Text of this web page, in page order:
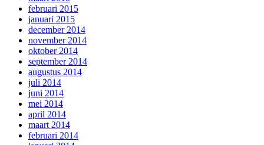
februari 2015
januari 2015
december 2014
november 2014
oktober 2014
september 2014
augustus 2014
juli 2014
juni 2014
mei 2014
april 2014
maart 2014
februari 2014